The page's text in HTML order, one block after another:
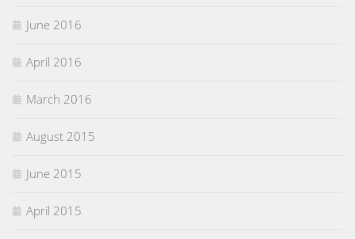
June 2016
April 2016
March 2016
August 2015
June 2015
April 2015